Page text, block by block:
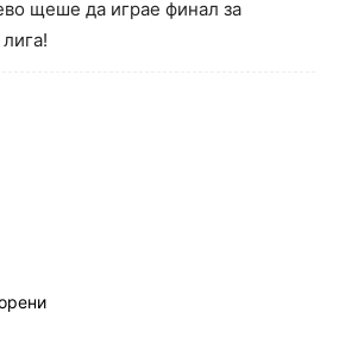
щеше да играе финал за